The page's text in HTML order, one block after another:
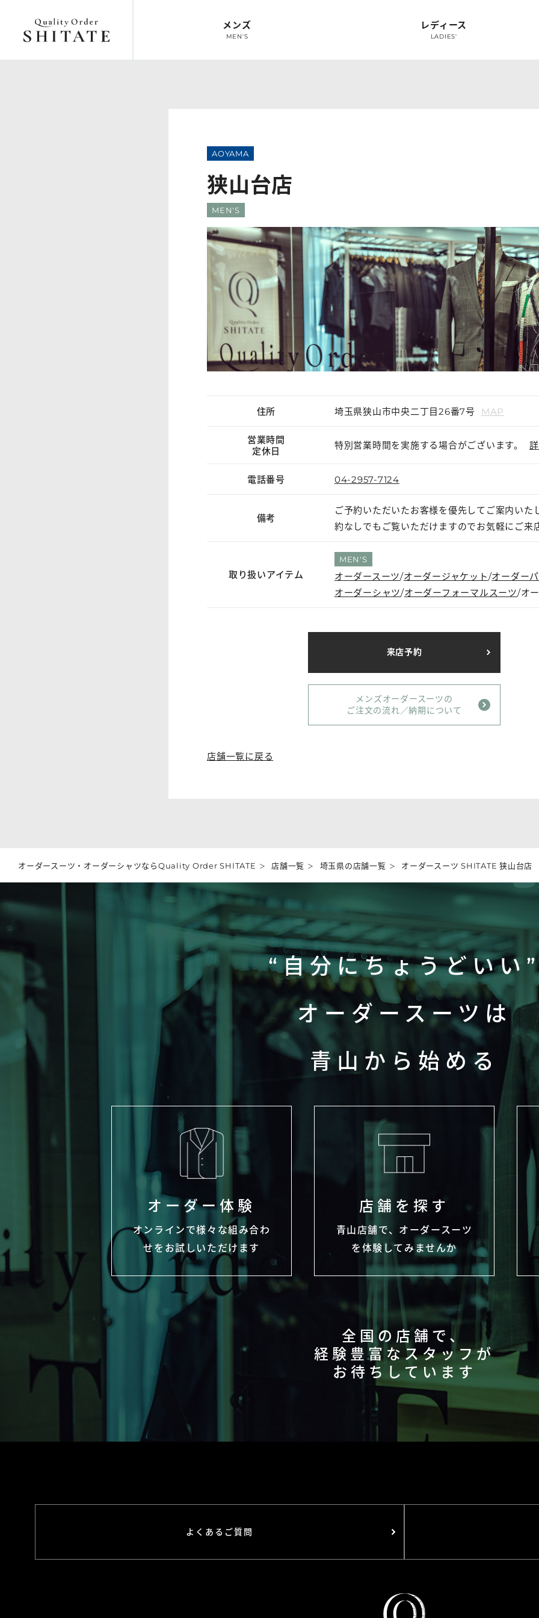
メンズ
MEN'S
レディース
LADIES'
AOYAMA
狭山台店
MEN'S
住所 埼玉県狭山市中央二丁目26番7号 MAP
営業時間
定休日
特別営業時間を実施する場合がございます。
電話番号 04-2957-7124
備考
ご予約いただいたお客様を優先してご案内いた
約なしでもご覧いただけますのでお気軽にご来
取り扱いアイテム
MEN'S
オーダースーツ オーダージャケット オーダー
オーダーシャツ オーダーフォーマルスーツ オ
来店予約
メンズオーダースーツの
ご注文の流れ／納期について
店舗一覧に戻る
オーダースーツ・オーダーシャツならQuality Order SHITATE 店舗一覧 埼玉県の店舗一覧 オーダースーツ SHITATE 狭山台店
“自分にちょうどいい
オーダースーツは
青山から始める
オーダー体験
オンラインで様々な組み合わ
せをお試しいただけます
店舗を探す
青山店舗で、オーダースーツ
を体験してみませんか
全国の店舗で、
経験豊富なスタッフが
お待ちしています
よくあるご質問